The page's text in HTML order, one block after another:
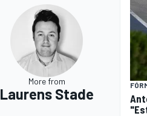
More from
Laurens Stade